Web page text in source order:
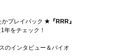
プレイバック ★『RRR』
年をチェック！
のインタビュー＆バイオ